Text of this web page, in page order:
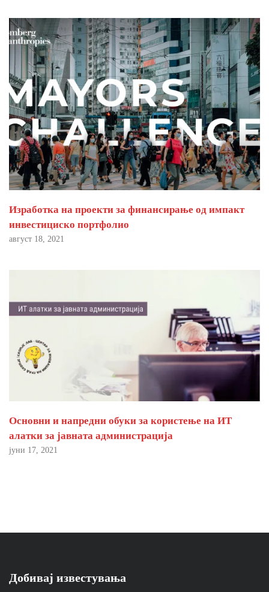
Изработка на проекти за финансирање од импакт
инвестициско портфолио
август 18, 2021
Основни и напредни обуки за користење на ИТ
алатки за јавната администрација
јуни 17, 2021
Добивај известувања